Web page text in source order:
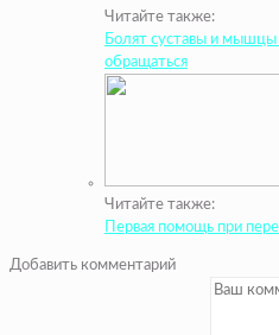
Читайте также:
Болят суставы и мышцы
обращаться
Читайте также:
Первая помощь при
Добавить комментарий